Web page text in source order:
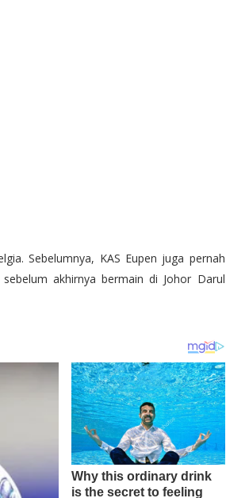
Sebelumnya, KAS Eupen juga pernah
akhirnya bermain di Johor Darul